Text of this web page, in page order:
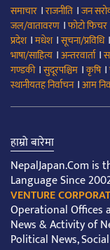
समाचार ।राजनीति ।जन
जल/वातावरण ।फोटो फिचर
प्रदेश।मधेश।सूचना/प्रविधि
भाषा/साहित्य ।अन्तरवार्ता।
गण्डकी।सुदूरपश्चिम ।कृषि।
स्थानीयतह निर्वाचन।आम
हाम्रो बारेमा
NepalJapan.Com is
Language Since
VENTURE
Operational Offices
News & Activity of
Political News,